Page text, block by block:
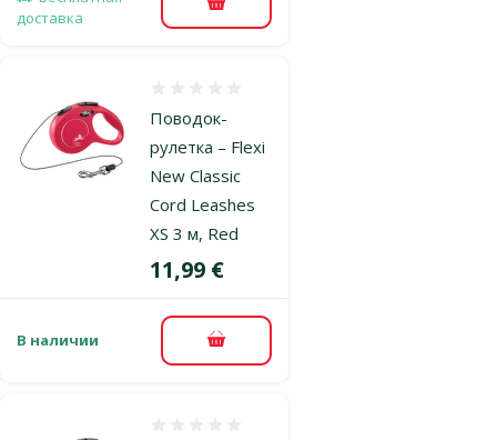
доставка
В корзину
Поводок-
рулетка – Flexi
New Classic
Cord Leashes
XS 3 м, Red
Цена
11,99 €
В наличии В корзину